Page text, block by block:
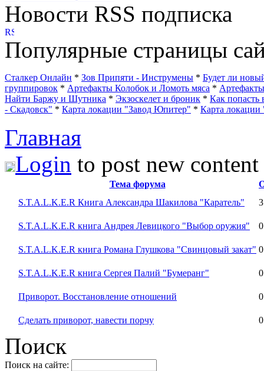
Новости RSS подписка
Популярные страницы
Сталкер Онлайн * Зов Припяти - Инструмены * Будет ли
группировок * Артефакты Колобок и Ломоть мяса * Артефакты
Найти Баржу и Шутника * Экзоскелет и броник * Как попасть
- Скадовск" * Карта локации "Завод Юпитер" * Карта
Главная
Login to post new
Тема форума
S.T.A.L.K.E.R Книга Александра Шакилова "Каратель"
3
S.T.A.L.K.E.R книга Андрея Левицкого "Выбор оружия" 0
S.T.A.L.K.E.R книга Романа Глушкова "Свинцовый закат" 0
S.T.A.L.K.E.R книга Сергея Палий "Бумеранг" 0
Приворот. Восстановление отношений 0
Сделать приворот, навести порчу 0
Поиск
Поиск на сайте: